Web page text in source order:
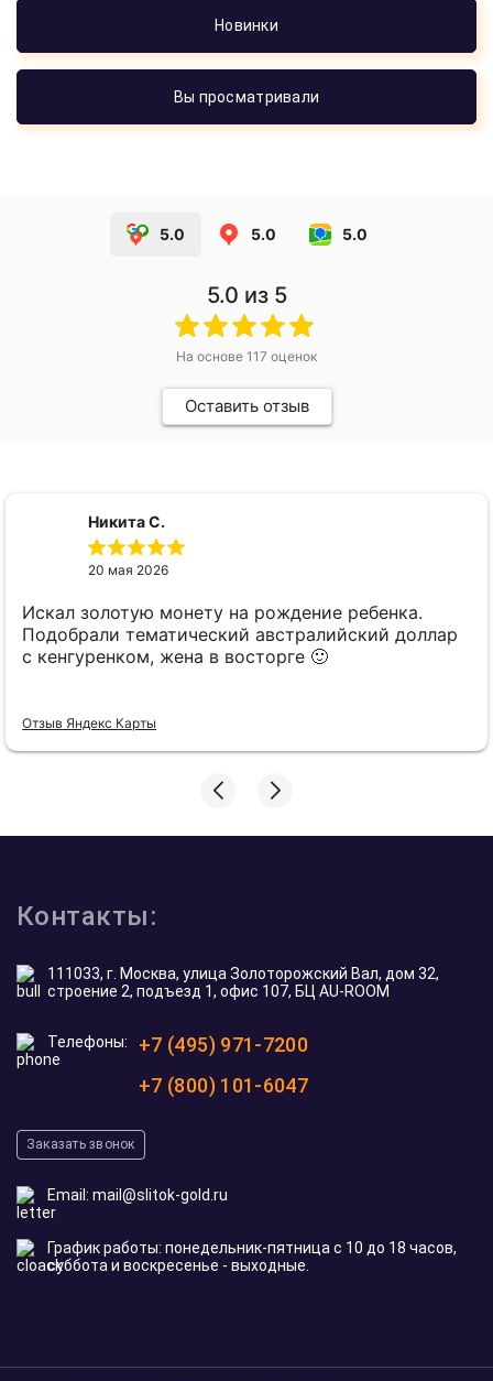
Новинки
Вы просматривали
5.0 5.0 5.0
5.0 из 5
На основе 117 оценок
Оставить отзыв
Никита С.
20 мая 2026
Искал золотую монету на рождение ребенка.
Подобрали тематический австралийский доллар
с кенгуренком, жена в восторге 🙂
Отзыв Яндекс Карты
Контакты:
111033, г. Москва, улица Золоторожский Вал, дом 32,
строение 2, подъезд 1, офис 107, БЦ AU-ROOM
Телефоны:
+7 (495) 971-7200
+7 (800) 101-6047
Заказать звонок
Email: mail@slitok-gold.ru
График работы: понедельник-пятница с 10 до 18 часов,
суббота и воскресенье - выходные.